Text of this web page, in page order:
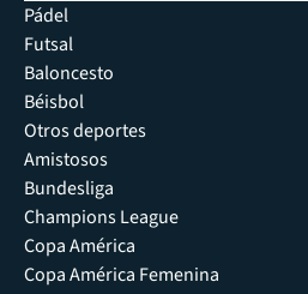
Pádel
Futsal
Baloncesto
Béisbol
Otros deportes
Amistosos
Bundesliga
Champions League
Copa América
Copa América Femenina